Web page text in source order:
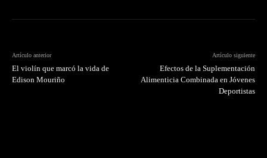
Artículo anterior
El violín que marcó la vida de
Edison Mouriño
Artículo siguiente
Efectos de la Suplementación
Alimenticia Combinada en Jóvenes
Deportistas